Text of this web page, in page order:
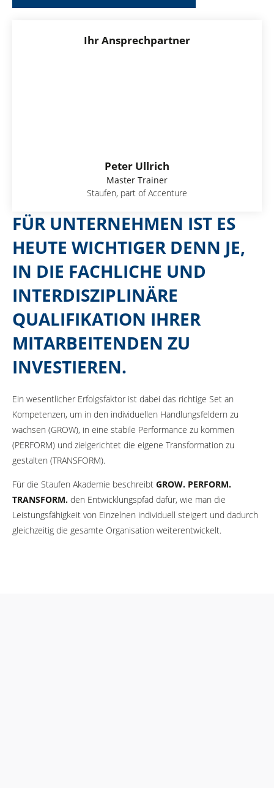
Ihr Ansprechpartner
Peter Ullrich
Master Trainer
Staufen, part of Accenture
FÜR UNTERNEHMEN IST ES
HEUTE WICHTIGER DENN JE,
IN DIE FACHLICHE UND
INTERDISZIPLINÄRE
QUALIFIKATION IHRER
MITARBEITENDEN ZU
INVESTIEREN.
Ein wesentlicher Erfolgsfaktor ist dabei das richtige Set an
Kompetenzen, um in den individuellen Handlungsfeldern zu
wachsen (GROW), in eine stabile Performance zu kommen
(PERFORM) und zielgerichtet die eigene Transformation zu
gestalten (TRANSFORM).
Für die Staufen Akademie beschreibt GROW. PERFORM.
TRANSFORM. den Entwicklungspfad dafür, wie man die
Leistungsfähigkeit von Einzelnen individuell steigert und dadurch
gleichzeitig die gesamte Organisation weiterentwickelt.